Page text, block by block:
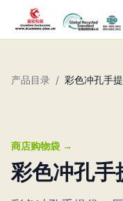
产品目录 / 彩色冲孔手
商店购物袋 →
彩色冲孔手